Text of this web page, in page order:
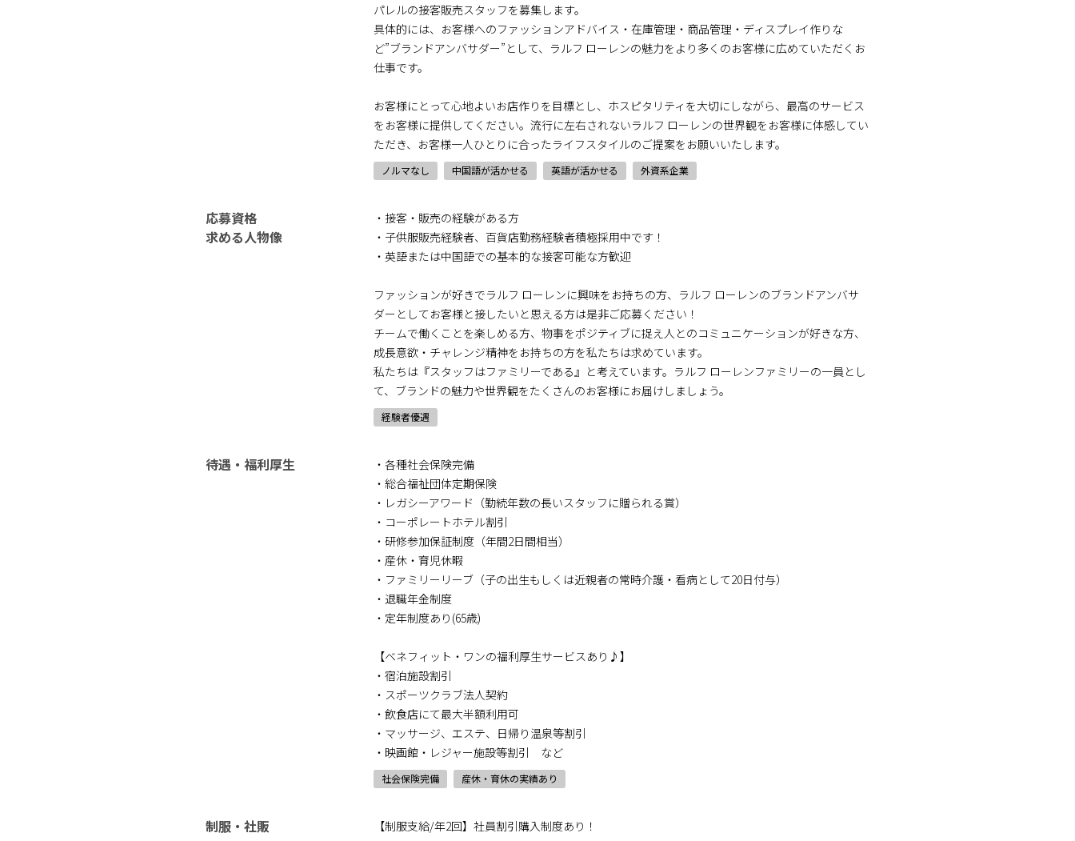
パレルの接客販売スタッフを募集します。
具体的には、お客様へのファッションアドバイス・在庫管理・商品管理・ディスプレイ作りな
ど”ブランドアンバサダー”として、ラルフ ローレンの魅力をより多くのお客様に広めていただくお
仕事です。
お客様にとって心地よいお店作りを目標とし、ホスピタリティを大切にしながら、最高のサービス
をお客様に提供してください。流行に左右されないラルフ ローレンの世界観をお客様に体感してい
ただき、お客様一人ひとりに合ったライフスタイルのご提案をお願いいたします。
ノルマなし 中国語が活かせる 英語が活かせる 外資系企業
応募資格
求める人物像
・接客・販売の経験がある方
・子供服販売経験者、百貨店勤務経験者積極採用中です！
・英語または中国語での基本的な接客可能な方歓迎
ファッションが好きでラルフ ローレンに興味をお持ちの方、ラルフ ローレンのブランドアンバサ
ダーとしてお客様と接したいと思える方は是非ご応募ください！
チームで働くことを楽しめる方、物事をポジティブに捉え人とのコミュニケーションが好きな方、
成長意欲・チャレンジ精神をお持ちの方を私たちは求めています。
私たちは『スタッフはファミリーである』と考えています。ラルフ ローレンファミリーの一員とし
て、ブランドの魅力や世界観をたくさんのお客様にお届けしましょう。
経験者優遇
待遇・福利厚生
・各種社会保険完備
・総合福祉団体定期保険
・レガシーアワード（勤続年数の長いスタッフに贈られる賞）
・コーポレートホテル割引
・研修参加保証制度（年間2日間相当）
・産休・育児休暇
・ファミリーリーブ（子の出生もしくは近親者の常時介護・看病として20日付与）
・退職年金制度
・定年制度あり(65歳)
【ベネフィット・ワンの福利厚生サービスあり♪】
・宿泊施設割引
・スポーツクラブ法人契約
・飲食店にて最大半額利用可
・マッサージ、エステ、日帰り温泉等割引
・映画館・レジャー施設等割引 など
社会保険完備 産休・育休の実績あり
制服・社販 【制服支給/年2回】社員割引購入制度あり！